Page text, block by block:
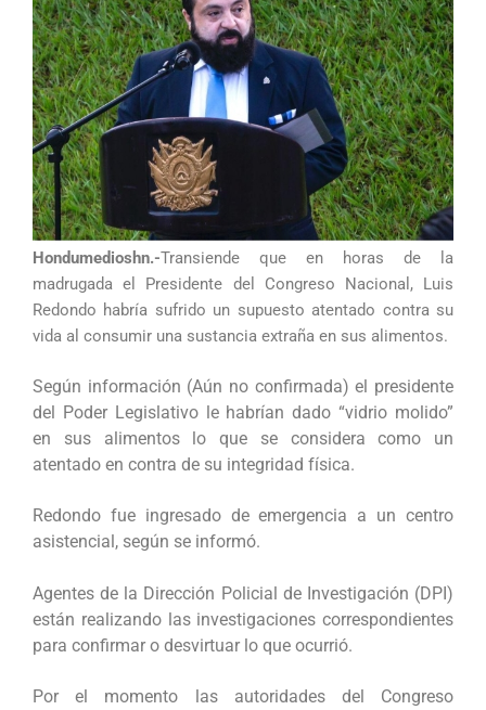
Hondumedioshn.-Transiende que en horas de la
madrugada el Presidente del Congreso Nacional, Luis
Redondo habría sufrido un supuesto atentado contra su
vida al consumir una sustancia extraña en sus alimentos.
Según información (Aún no confirmada) el presidente
del Poder Legislativo le habrían dado “vidrio molido”
en sus alimentos lo que se considera como un
atentado en contra de su integridad física.
Redondo fue ingresado de emergencia a un centro
asistencial, según se informó.
Agentes de la Dirección Policial de Investigación (DPI)
están realizando las investigaciones correspondientes
para confirmar o desvirtuar lo que ocurrió.
Por el momento las autoridades del Congreso